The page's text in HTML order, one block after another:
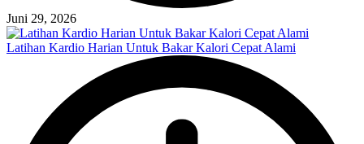
Juni 29, 2026
Latihan Kardio Harian Untuk Bakar Kalori Cepat Alami